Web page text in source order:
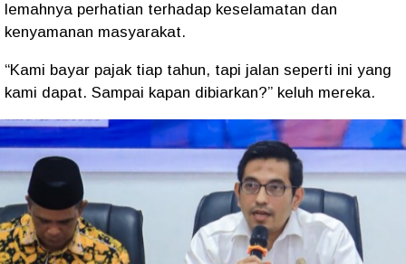
lemahnya perhatian terhadap keselamatan dan
kenyamanan masyarakat.
“Kami bayar pajak tiap tahun, tapi jalan seperti ini yang
kami dapat. Sampai kapan dibiarkan?” keluh mereka.